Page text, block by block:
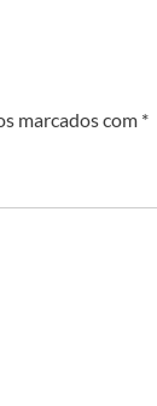
marcados com *